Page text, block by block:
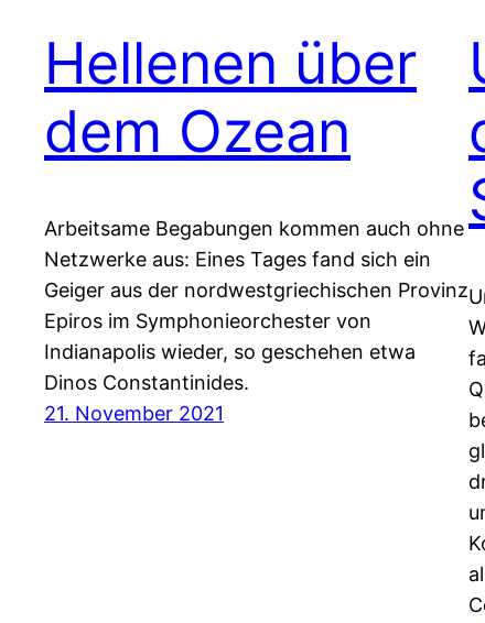
Hellenen über
dem Ozean
Arbeitsame Begabungen kommen auch ohne
Netzwerke aus: Eines Tages fand sich ein
Geiger aus der nordwestgriechischen Provinz
Epiros im Symphonieorchester von
Indianapolis wieder, so geschehen etwa
Dinos Constantinides.
21. November 2021